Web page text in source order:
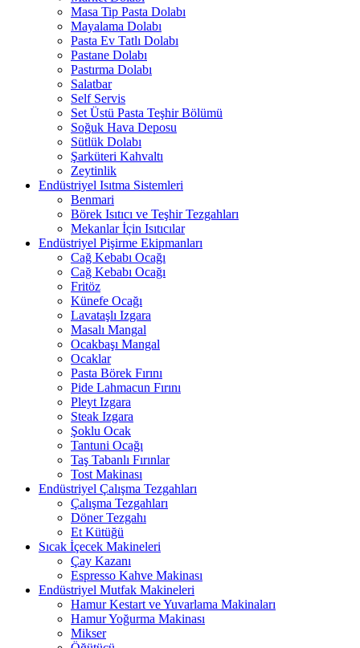
Masa Tip Pasta Dolabı
Mayalama Dolabı
Pasta Ev Tatlı Dolabı
Pastane Dolabı
Pastırma Dolabı
Salatbar
Self Servis
Set Üstü Pasta Teşhir Bölümü
Soğuk Hava Deposu
Sütlük Dolabı
Şarküteri Kahvaltı
Zeytinlik
Endüstriyel Isıtma Sistemleri
Benmari
Börek Isıtıcı ve Teşhir Tezgahları
Mekanlar İçin Isıtıcılar
Endüstriyel Pişirme Ekipmanları
Cağ Kebabı Ocağı
Cağ Kebabı Ocağı
Fritöz
Künefe Ocağı
Lavataşlı Izgara
Masalı Mangal
Ocakbaşı Mangal
Ocaklar
Pasta Börek Fırını
Pide Lahmacun Fırını
Pleyt Izgara
Steak Izgara
Şoklu Ocak
Tantuni Ocağı
Taş Tabanlı Fırınlar
Tost Makinası
Endüstriyel Çalışma Tezgahları
Çalışma Tezgahları
Döner Tezgahı
Et Kütüğü
Sıcak İçecek Makineleri
Çay Kazanı
Espresso Kahve Makinası
Endüstriyel Mutfak Makineleri
Hamur Kestart ve Yuvarlama Makinaları
Hamur Yoğurma Makinası
Mikser